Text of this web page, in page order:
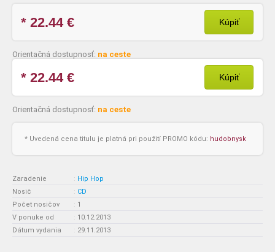
* 22.44€ Kúpiť
Orientačná dostupnosť: na ceste
* 22.44€ Kúpiť
Orientačná dostupnosť: na ceste
* Uvedená cena titulu je platná pri použití PROMO kódu: hudobnysk
Zaradenie : Hip Hop
Nosič
: CD
Počet nosičov
: 1
V ponuke od
: 10.12.2013
Dátum vydania
: 29.11.2013